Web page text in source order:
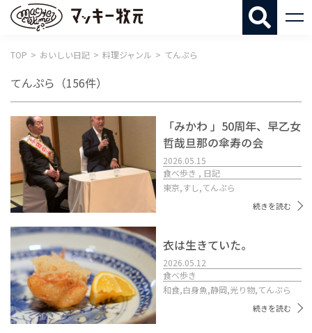
TOP おいしい日記 料理ジャンル てんぷら
てんぷら （156件）
「みかわ 」50周年、早乙女
哲哉旦那の傘寿の会
2026.05.15
食べ歩き , 日記
東京,すし,てんぷら
続きを読む
衣は生きていた。
2026.05.12
食べ歩き
和食,白身魚,静岡,光り物,てんぷら
続きを読む